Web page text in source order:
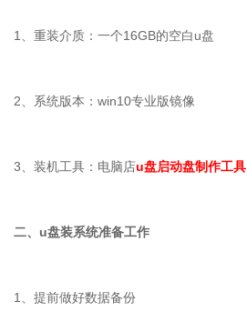
1、重装介质：一个16GB的空白u盘
2、系统版本：win10专业版镜像
3、装机工具：电脑店u盘启动盘制作工具
二、u盘装系统准备工作
1、提前做好数据备份